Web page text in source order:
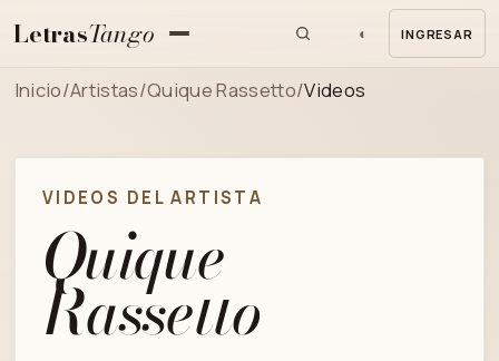
LetrasTango ◐ INGRESAR
Inicio/Artistas/Quique Rassetto/Videos
VIDEOS DEL ARTISTA
Quique
Rassetto